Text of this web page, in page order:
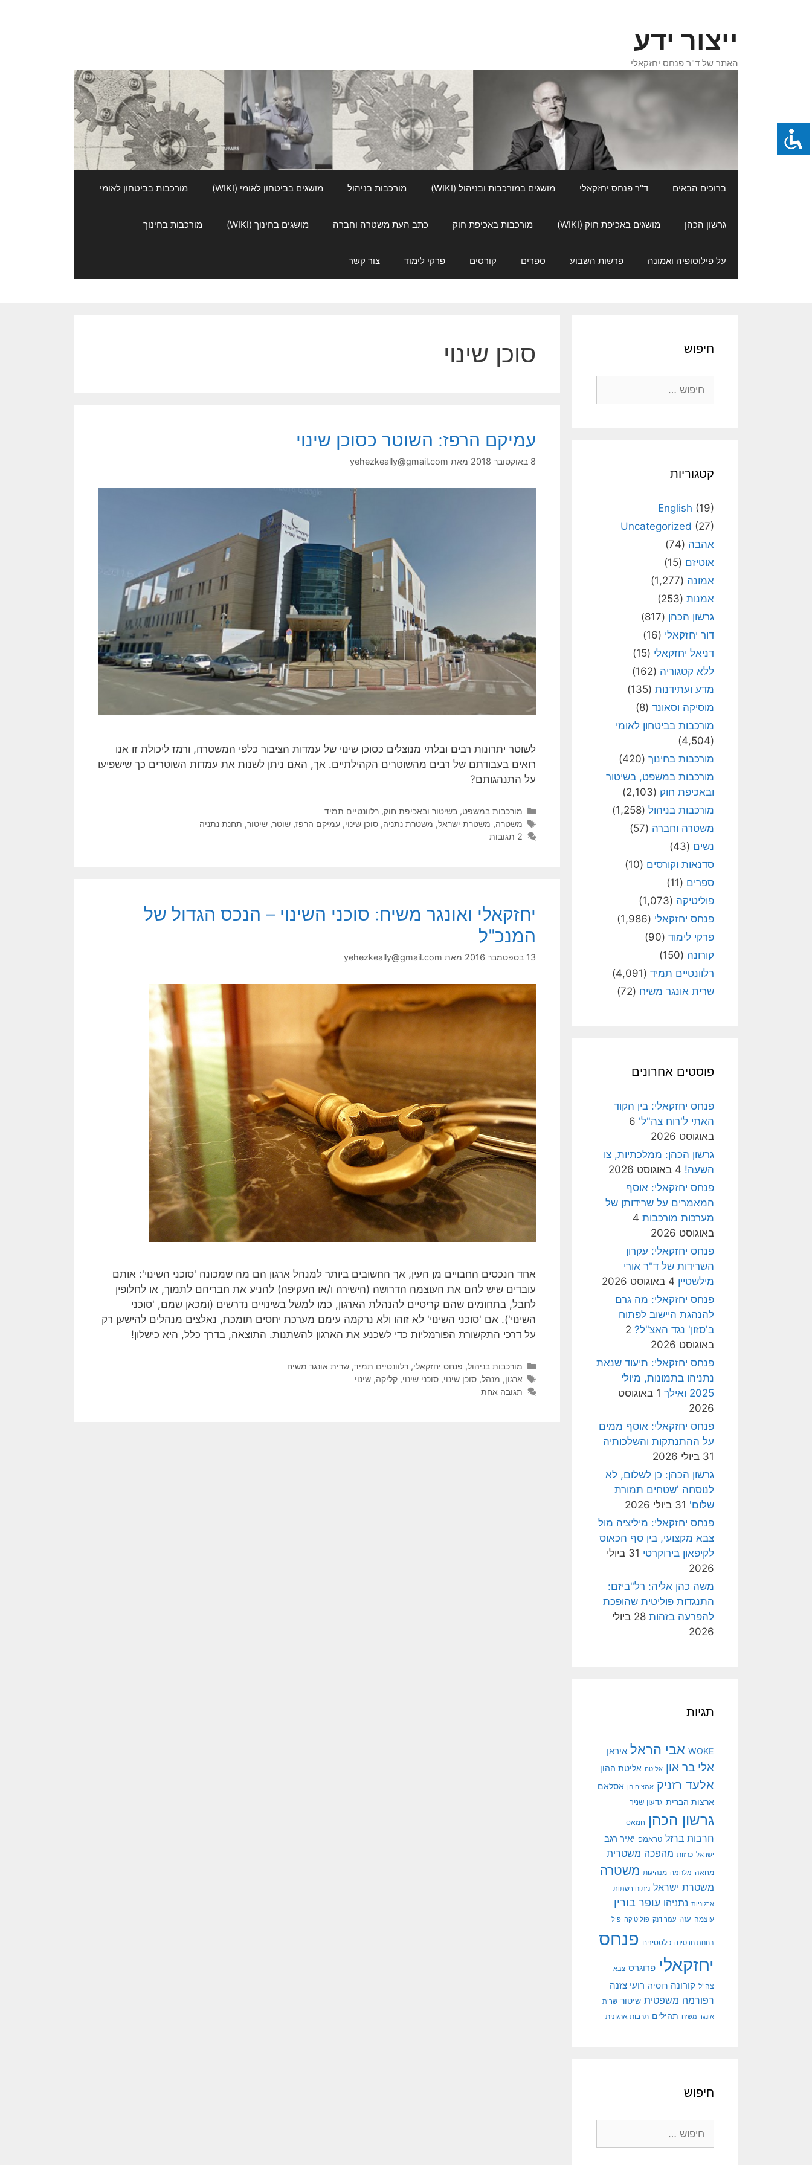
ייצור ידע
האתר של ד"ר פנחס יחזקאלי
ברוכים הבאים ד"ר פנחס יחזקאלי מושגים במורכבות ובניהול (WIKI) מורכבות בניהול מושגים בביטחון לאומי (WIKI) מורכבות בביטחון לאומי
גרשון הכהן מושגים באכיפת חוק (WIKI) מורכבות באכיפת חוק כתב העת משטרה וחברה מושגים בחינוך (WIKI) מורכבות בחינוך
על פילוסופיה ואמונה פרשות השבוע ספרים קורסים פרקי לימוד צור קשר
סוכן שינוי
עמיקם הרפז: השוטר כסוכן שינוי
8 באוקטובר 2018 מאת yehezkeally@gmail.com
לשוטר יתרונות רבים ובלתי מנוצלים כסוכן שינוי של עמדות הציבור כלפי המשטרה, ורמז ליכולת זו אנו
רואים בעבודתם של רבים מהשוטרים הקהילתיים. אך, האם ניתן לשנות את עמדות השוטרים כך שישפיעו
על התנהגותם?
קטגוריות
מורכבות במשפט, בשיטור ובאכיפת חוק, רלוונטיים תמיד
תגיות
משטרה, משטרת ישראל, משטרת נתניה, סוכן שינוי, עמיקם הרפז, שוטר, שיטור, תחנת נתניה
2 תגובות
יחזקאלי ואונגר משיח: סוכני השינוי – הנכס הגדול של
המנכ"ל
13 בספטמבר 2016 מאת yehezkeally@gmail.com
אחד הנכסים החבויים מן העין, אך החשובים ביותר למנהל ארגון הם מה שמכונה 'סוכני השינוי': אותם
עובדים שיש להם את העוצמה הדרושה (הישירה ו/או העקיפה) להניע את חבריהם לתמוך, או לחלופין
לחבל, בתחומים שהם קריטיים להנהלת הארגון, כמו למשל בשינויים נדרשים (ומכאן שמם, 'סוכני
השינוי'). אם 'סוכני השינוי' לא זוהו ולא נרקמה עימם מערכת יחסים תומכת, נאלצים מנהלים להישען רק
על דרכי התקשורת הפורמליות כדי לשכנע את הארגון להשתנות. התוצאה, בדרך כלל, היא כישלון!
קטגוריות
מורכבות בניהול, פנחס יחזקאלי, רלוונטיים תמיד, שרית אונגר משיח
תגיות
ארגון, מנהל, סוכן שינוי, סוכני שינוי, קליקה, שינוי
תגובה אחת
חיפוש
קטגוריות
English (19)
Uncategorized (27)
אהבה (74)
אוטיזם (15)
אמונה (1,277)
אמנות (253)
גרשון הכהן (817)
דור יחזקאלי (16)
דניאל יחזקאלי (15)
ללא קטגוריה (162)
מדע ועתידנות (135)
מוסיקה וסאונד (8)
מורכבות בביטחון לאומי
(4,504)
מורכבות בחינוך (420)
מורכבות במשפט, בשיטור
ובאכיפת חוק (2,103)
מורכבות בניהול (1,258)
משטרה וחברה (57)
נשים (43)
סדנאות וקורסים (10)
ספרים (11)
פוליטיקה (1,073)
פנחס יחזקאלי (1,986)
פרקי לימוד (90)
קורונה (150)
רלוונטיים תמיד (4,091)
שרית אונגר משיח (72)
פוסטים אחרונים
פנחס יחזקאלי: בין הקוד
האתי ל'רוח צה"ל' 6
באוגוסט 2026
גרשון הכהן: ממלכתיות, צו
השעה! 4 באוגוסט 2026
פנחס יחזקאלי: אוסף
המאמרים על שרידותן של
מערכות מורכבות 4
באוגוסט 2026
פנחס יחזקאלי: עקרון
השרידות של ד"ר אורי
מילשטיין 4 באוגוסט 2026
פנחס יחזקאלי: מה גרם
להנהגת היישוב לפתוח
ב'סזון' נגד האצ"ל? 2
באוגוסט 2026
פנחס יחזקאלי: תיעוד שנאת
נתניהו בתמונות, מיולי
2025 ואילך
1 באוגוסט
2026
פנחס יחזקאלי: אוסף ממים
על ההתנתקות והשלכותיה
31 ביולי 2026
גרשון הכהן: כן לשלום, לא
לנוסחה 'שטחים תמורת
שלום' 31 ביולי 2026
פנחס יחזקאלי: מיליציה מול
צבא מקצועי, בין סף הכאוס
לקיפאון בירוקרטי
31 ביולי
2026
משה כהן אליה: רל"ביזם:
התנגדות פוליטית שהופכת
להפרעה בזהות
28 ביולי
2026
תגיות
WOKE אבי הראל איראן
אלי בר און אליטה אליטת ההון
אלעד רזניק אמציה חן אסלאם
ארצות הברית גדעון שניר
גרשון הכהן חמאס
חרבות ברזל טראמפ יאיר רגב
ישראל כרזות מהפכה משטרית
מחאה מלחמה מנהיגות משטרה
משטרת ישראל ניתוח רשתות
ארגוניות נתניהו עופר בורין
עוצמה עזה עמר דנק פוליטיקה פיל
בחנות חרסינה פלסטינים פנחס
יחזקאלי פרוגרס צבא
צה"ל קורונה רוסיה רועי צזנה
רפורמה משפטית שיטור שרית
אונגר משיח תהילים תרבות ארגונית
חיפוש